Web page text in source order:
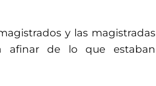
y las magistradas
afinar de lo que estaban